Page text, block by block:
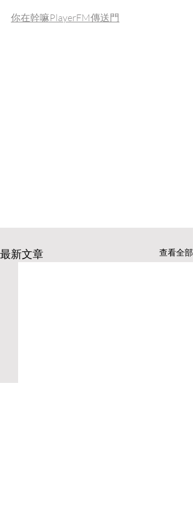
你在幹嘛PlayerFM傳送門
最新文章 查看全部